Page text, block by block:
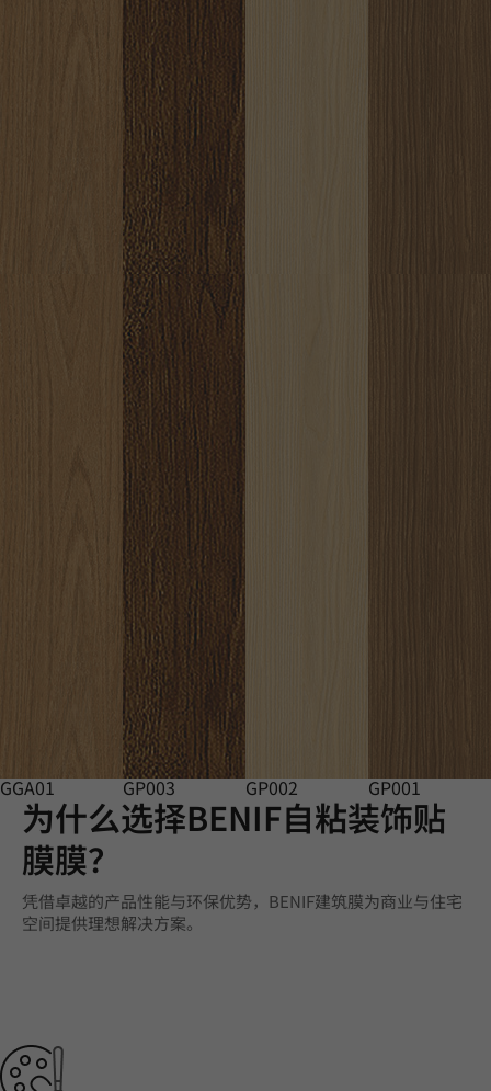
GGA01 GP003 GP002 GP001
为什么选择BENIF自粘装饰贴
膜膜？
凭借卓越的产品性能与环保优势，BENIF建筑膜为商业与住宅
空间提供理想解决方案。